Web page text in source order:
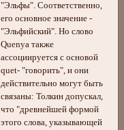
"Эльфы". Соответственно,
его основное значение -
"Эльфийский". Но слово
Quenya также
ассоциируется с основой
quet- "говорить", и они
действительно могут быть
связаны: Толкин допускал,
что "древнейшей формой
этого слова, указывающей